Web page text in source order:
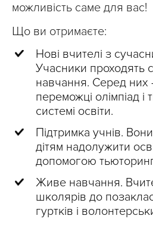
можливість саме для вас!
Що ви отримаєте:
Нові вчителі з
Учасники проходять
навчання. Серед них
переможці олімпіад і
системі освіти.
Підтримка учнів.
дітям надолужити
допомогою
Живе навчання.
школярів до
гуртків і